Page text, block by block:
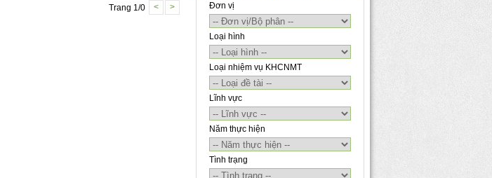
Trang 1/0 < > Đơn vị
Loại hình
Loại nhiệm vụ KHCNMT
Lĩnh vực
Năm thực hiện
Tình trạng